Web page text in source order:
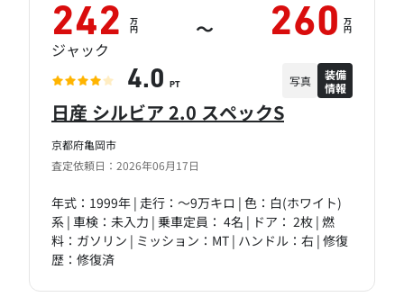
京都府亀岡市
査定依頼日：2026年06月17日
日産 シルビア 2.0 スペックS
年式：1999年 | 走行：～9万キロ | 色：白(ホワイト)
系 | 車検：未入力 | 乗車定員： 4名 | ドア： 2枚 | 燃
料：ガソリン | ミッション：MT | ハンドル：右 | 修復
歴：修復済
242 万
円 ～ 260 万
円
ジャック
4.0 PT 写真
装備
情報